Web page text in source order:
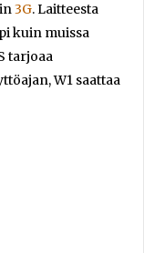
3G. Laitteesta
kuin muissa
tarjoaa
W1 saattaa